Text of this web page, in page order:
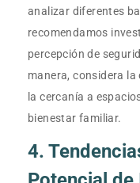
analizar diferentes
recomendamos
percepción de
manera, considera
la cercanía a
bienestar familiar.
4.